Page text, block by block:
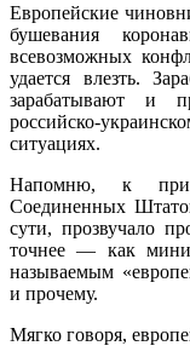
Европейские
бушевания
всевозможных
удается влезть.
зарабатывают и
российско-
ситуациях.
Напомню, к
Соединенных
сути, прозвучало
точнее — как
называемым
и прочему.
Мягко говоря,